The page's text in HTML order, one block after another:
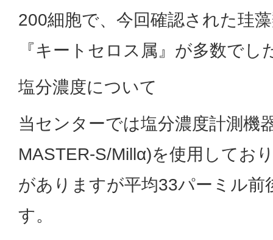
200細胞で、今回確認された珪
『キートセロス属』が多数でし
塩分濃度について
当センターでは塩分濃度計測機
MASTER-S/Millα)を使用してお
がありますが平均33パーミル前
す。